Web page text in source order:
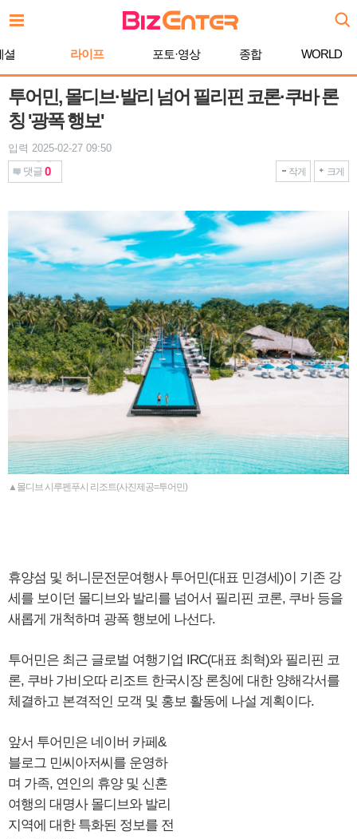
문
로셜 라이프 포토·영상 종합 WORLD
투어민, 몰디브·발리 넘어 필리핀 코론·쿠바 론
칭 '광폭 행보'
입력 2025-02-27 09:50
댓글 0 작게 크게
▲몰디브 시루펜푸시 리조트(사진제공=투어민)
휴양섬 및 허니문전문여행사 투어민(대표 민경세)이 기존 강
세를 보이던 몰디브와 발리를 넘어서 필리핀 코론, 쿠바 등을
새롭게 개척하며 광폭 행보에 나선다.
투어민은 최근 글로벌 여행기업 IRC(대표 최혁)와 필리핀 코
론, 쿠바 가비오따 리조트 한국시장 론칭에 대한 양해각서를
체결하고 본격적인 모객 및 홍보 활동에 나설 계획이다.
앞서 투어민은 네이버 카페&
블로그 민씨아저씨를 운영하
며 가족, 연인의 휴양 및 신혼
여행의 대명사 몰디브와 발리
지역에 대한 특화된 정보를 전